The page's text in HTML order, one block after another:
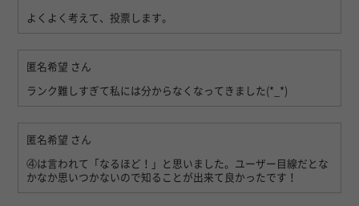
よくよく考えて、投票します。
匿名希望 さん
ランク難しすぎて私には分からなくなってきました(*_*)
匿名希望 さん
④は言われて「なるほど！」と思いました。ユーザー目線だとな
かなか思いつかないので知ることが出来て良かったです！